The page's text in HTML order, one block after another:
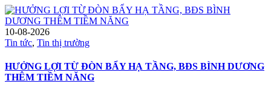
10-08-2026
Tin tức, Tin thị trường
HƯỞNG LỢI TỪ ĐÒN BẨY HẠ TẦNG, BĐS BÌNH DƯƠNG
THÊM TIỀM NĂNG